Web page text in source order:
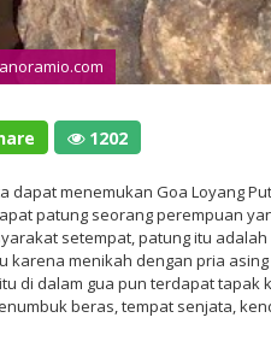
1202
dapat menemukan Goa Loyang
patung seorang perempuan
setempat, patung itu
karena menikah dengan pria
di dalam gua pun terdapat tapak
beras, tempat senjata,